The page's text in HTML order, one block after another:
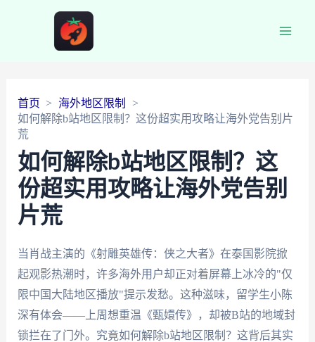
首页
海外地区限制
如何解除b站地区限制？这份超实用攻略让海外党告别片
荒
如何解除b站地区限制？这
份超实用攻略让海外党告别
片荒
当肖战主演的《射雕英雄传：侠之大者》在泰国影院掀
起观影热潮时，许多海外用户却正对着屏幕上冰冷的"仅
限中国大陆地区播放"提示发愁。这种滋味，留学生小陈
深有体会——上周想重温《甄嬛传》，却被B站的地域封
锁拦在了门外。究竟如何解除b站地区限制？这背后其实